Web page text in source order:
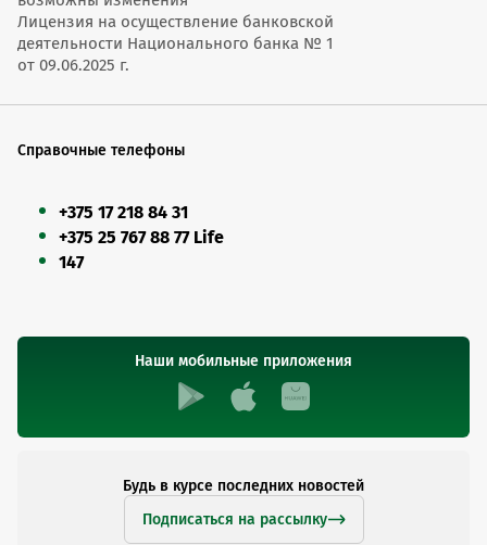
Лицензия на осуществление банковской
деятельности Национального банка № 1
от 09.06.2025 г.
Справочные телефоны
+375 17 218 84 31
+375 25 767 88 77 Life
147
Наши мобильные приложения
Будь в курсе последних новостей
Подписаться на рассылку